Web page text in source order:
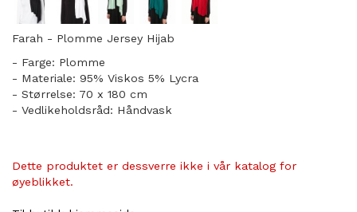
Farah - Plomme Jersey Hijab
- Farge: Plomme
- Materiale: 95% Viskos 5% Lycra
- Størrelse: 70 x 180 cm
- Vedlikeholdsråd: Håndvask
Dette produktet er dessverre ikke i vår katalog for
øyeblikket.